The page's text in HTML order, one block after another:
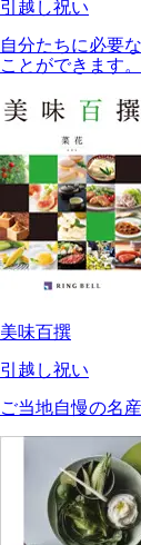
引越し祝い
自分たちに必要
ことができます。
美味百撰
引越し祝い
ご当地自慢の名